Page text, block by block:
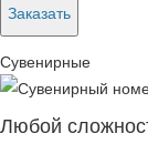
Заказать
Сувенирные
Любой